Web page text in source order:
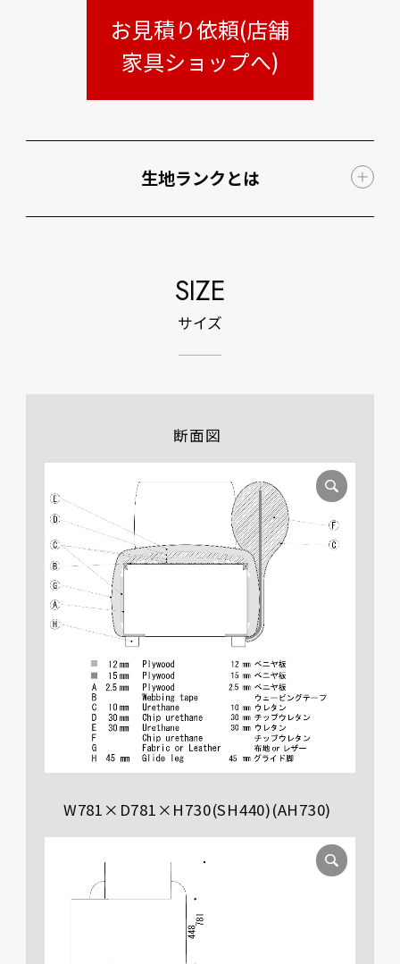
お見積り依頼(店舗
家具ショップへ)
生地ランクとは
SIZE
サイズ
断面図
W781×D781×H730(SH440)(AH730)